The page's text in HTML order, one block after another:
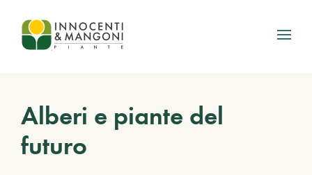
Skip to main content
Alberi e piante del
futuro